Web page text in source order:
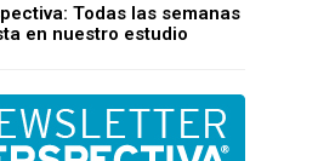
Todas las semanas
en nuestro estudio